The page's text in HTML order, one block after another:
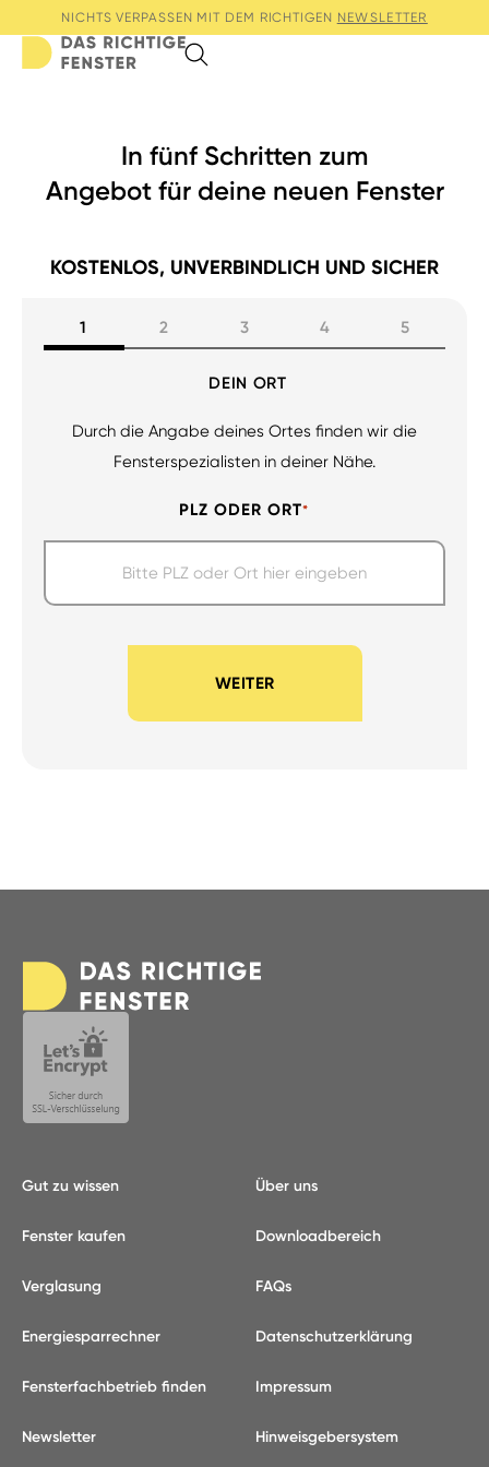
NICHTS VERPASSEN MIT DEM RICHTIGEN NEWSLETTER
Search
In fünf Schritten zum
Angebot für deine neuen Fenster
KOSTENLOS, UNVERBINDLICH UND SICHER
1 2 3 4 5
DEIN ORT
Durch die Angabe deines Ortes finden wir die
Fensterspezialisten in deiner Nähe.
PLZ ODER ORT*
Gut zu wissen
Fenster kaufen
Verglasung
Energiesparrechner
Fensterfachbetrieb finden
Newsletter
Über uns
Downloadbereich
FAQs
Datenschutzerklärung
Impressum
Hinweisgebersystem